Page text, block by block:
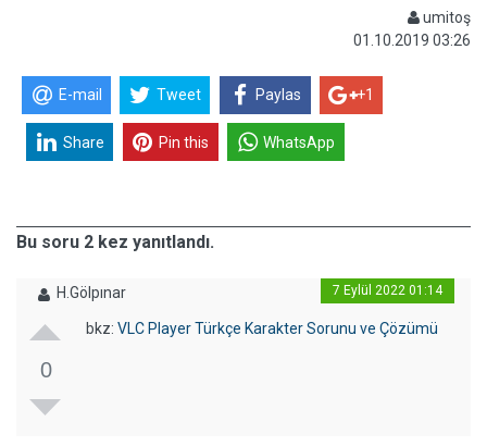
umitoş
01.10.2019 03:26
E-mail Tweet Paylas +1
Share Pin this WhatsApp
Bu soru 2 kez yanıtlandı.
H.Gölpınar 7 Eylül 2022 01:14
0
bkz: VLC Player Türkçe Karakter Sorunu ve Çözümü